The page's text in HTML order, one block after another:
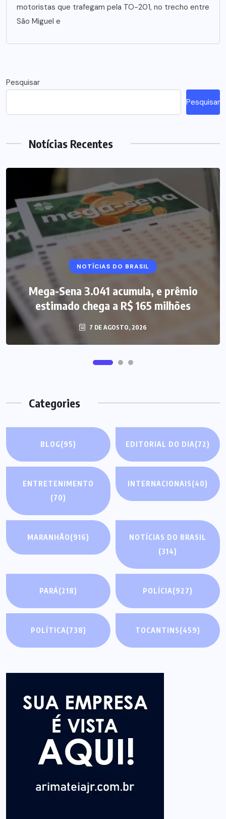
motoristas que trafegam pela TO-201, no trecho entre
São Miguel e
Pesquisar
Pesquisar
Notícias Recentes
NOTÍCIAS DO BRASIL
Mega-Sena 3.041 acumula, e prêmio
estimado chega a R$ 165 milhões
7 DE AGOSTO, 2026
Categories
BLOG(95) EDITORIAL DO DIA(72)
ENTRETENIMENTO
(70)
INTERNACIONAIS(40)
MARANHÃO(916)
NOTÍCIAS DO BRASIL
(314)
PARÁ(218) POLÍCIA(927)
POLÍTICA(738) TOCANTINS(459)